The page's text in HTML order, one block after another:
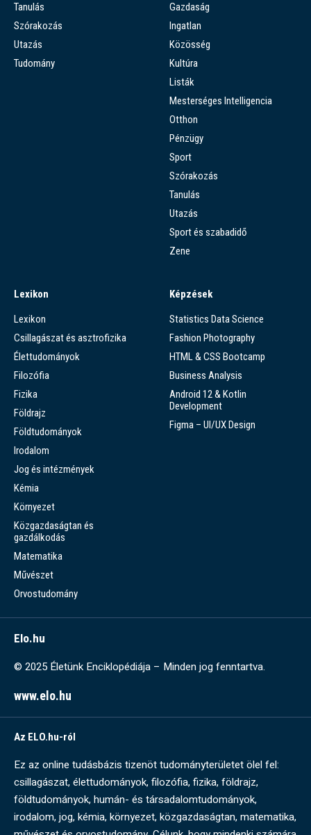
Tanulás
Szórakozás
Utazás
Tudomány
Gazdaság
Ingatlan
Közösség
Kultúra
Listák
Mesterséges Intelligencia
Otthon
Pénzügy
Sport
Szórakozás
Tanulás
Utazás
Sport és szabadidő
Zene
Lexikon
Lexikon
Csillagászat és asztrofizika
Élettudományok
Filozófia
Fizika
Földrajz
Földtudományok
Irodalom
Jog és intézmények
Kémia
Környezet
Közgazdaságtan és
gazdálkodás
Matematika
Művészet
Orvostudomány
Képzések
Statistics Data Science
Fashion Photography
HTML & CSS Bootcamp
Business Analysis
Android 12 & Kotlin
Development
Figma – UI/UX Design
Elo.hu
© 2025 Életünk Enciklopédiája – Minden jog fenntartva.
www.elo.hu
Az ELO.hu-ról
Ez az online tudásbázis tizenöt tudományterületet ölel fel:
csillagászat, élettudományok, filozófia, fizika, földrajz,
földtudományok, humán- és társadalomtudományok,
irodalom, jog, kémia, környezet, közgazdaságtan, matematika,